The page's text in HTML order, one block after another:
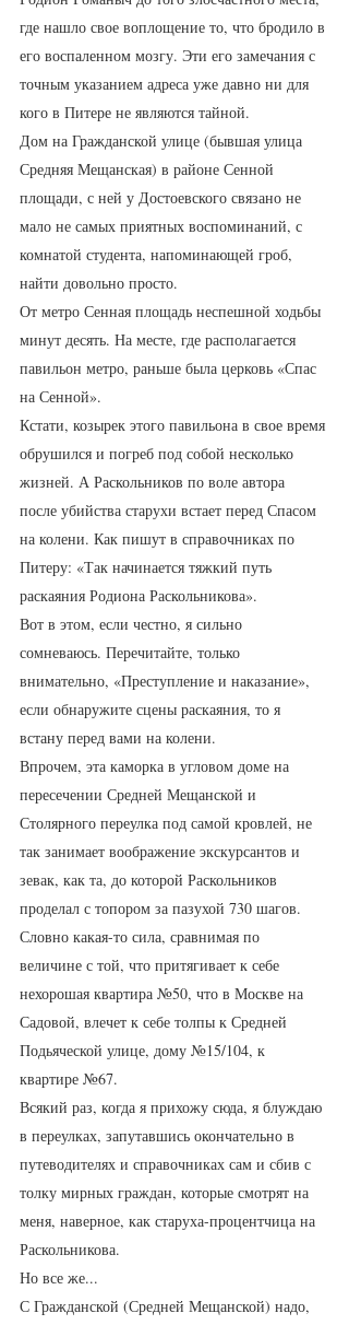
где нашло свое воплощение то, что бродило в
его воспаленном мозгу. Эти его замечания с
точным указанием адреса уже давно ни для
кого в Питере не являются тайной.
Дом на Гражданской улице (бывшая улица
Средняя Мещанская) в районе Сенной
площади, с ней у Достоевского связано не
мало не самых приятных воспоминаний, с
комнатой студента, напоминающей гроб,
найти довольно просто.
От метро Сенная площадь неспешной ходьбы
минут десять. На месте, где располагается
павильон метро, раньше была церковь «Спас
на Сенной».
Кстати, козырек этого павильона в свое время
обрушился и погреб под собой несколько
жизней. А Раскольников по воле автора
после убийства старухи встает перед Спасом
на колени. Как пишут в справочниках по
Питеру: «Так начинается тяжкий путь
раскаяния Родиона Раскольникова».
Вот в этом, если честно, я сильно
сомневаюсь. Перечитайте, только
внимательно, «Преступление и наказание»,
если обнаружите сцены раскаяния, то я
встану перед вами на колени.
Впрочем, эта каморка в угловом доме на
пересечении Средней Мещанской и
Столярного переулка под самой кровлей, не
так занимает воображение экскурсантов и
зевак, как та, до которой Раскольников
проделал с топором за пазухой 730 шагов.
Словно какая-то сила, сравнимая по
величине с той, что притягивает к себе
нехорошая квартира №50, что в Москве на
Садовой, влечет к себе толпы к Средней
Подьяческой улице, дому №15/104, к
квартире №67.
Всякий раз, когда я прихожу сюда, я блуждаю
в переулках, запутавшись окончательно в
путеводителях и справочниках сам и сбив с
толку мирных граждан, которые смотрят на
меня, наверное, как старуха-процентчица на
Раскольникова.
Но все же...
С Гражданской (Средней Мещанской) надо,